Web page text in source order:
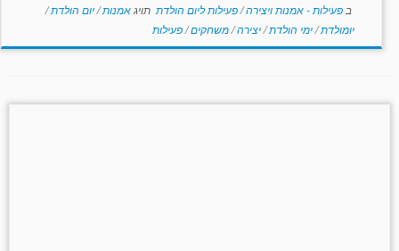
ב פעילות - אמנות ויצירה/פעילות ליום הולדת תויגאמנות/יום הולדת/
יומולדת/ימי הולדת/יצירה/משחקים/פעילות